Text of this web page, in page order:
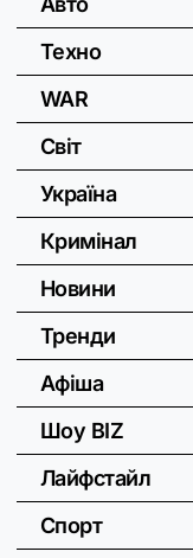
Техно
WAR
Світ
Україна
Кримінал
Новини
Тренди
Афіша
Шоу BIZ
Лайфстайл
Спорт